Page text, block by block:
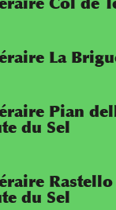
La
Pian
du Sel
du Sel